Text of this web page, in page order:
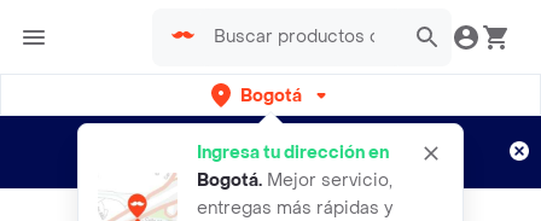
Bogotá
Ingresa tu dirección en
Bogotá. Mejor servicio,
entregas más rápidas y
envíos gratis por semanas
Aplican TyC